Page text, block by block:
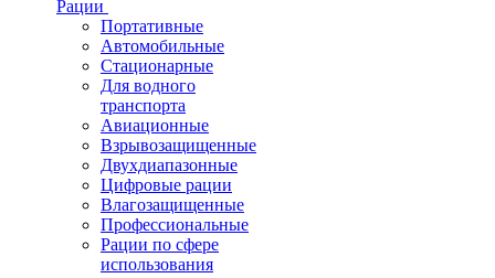
Рации
Портативные
Автомобильные
Стационарные
Для водного
транспорта
Авиационные
Взрывозащищенные
Двухдиапазонные
Цифровые рации
Влагозащищенные
Профессиональные
Рации по сфере
использования